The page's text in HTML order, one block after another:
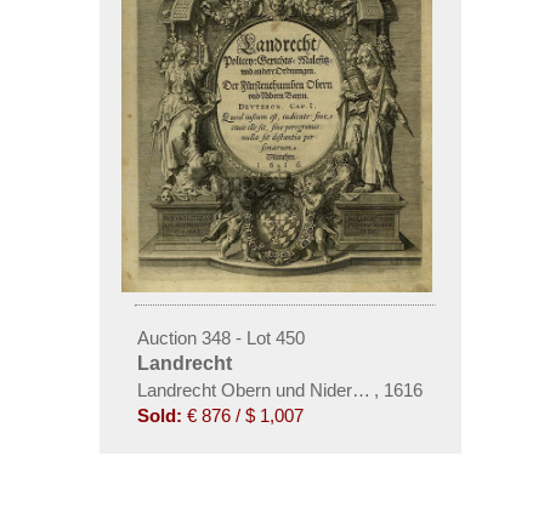
Auction 348 - Lot 450
Landrecht
Landrecht Obern und Nidern Bayern, 1616.
, 1616
Sold: € 876 / $ 1,007